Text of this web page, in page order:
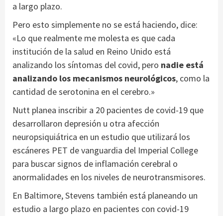
a largo plazo.
Pero esto simplemente no se está haciendo, dice:
«Lo que realmente me molesta es que cada
institución de la salud en Reino Unido está
analizando los síntomas del covid, pero nadie está
analizando los mecanismos neurológicos, como la
cantidad de serotonina en el cerebro.»
Nutt planea inscribir a 20 pacientes de covid-19 que
desarrollaron depresión u otra afección
neuropsiquiátrica en un estudio que utilizará los
escáneres PET de vanguardia del Imperial College
para buscar signos de inflamación cerebral o
anormalidades en los niveles de neurotransmisores.
En Baltimore, Stevens también está planeando un
estudio a largo plazo en pacientes con covid-19